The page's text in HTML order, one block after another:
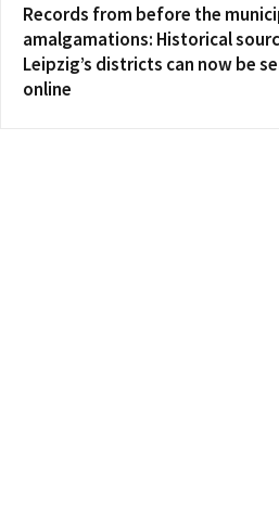
Records from before the
amalgamations: Historical
Leipzig’s districts can now be
online